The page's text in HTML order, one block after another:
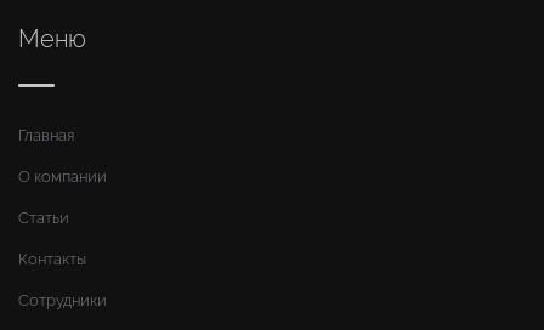
Меню
Главная
О компании
Статьи
Контакты
Сотрудники